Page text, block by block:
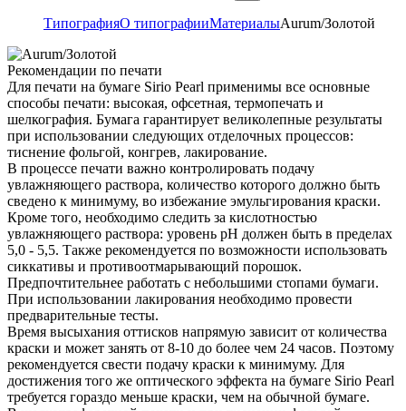
ТипографияО типографииМатериалыAurum/Золотой
Рекомендации по печати
Для печати на бумаге Sirio Pearl применимы все основные
способы печати: высокая, офсетная, термопечать и
шелкография. Бумага гарантирует великолепные результаты
при использовании следующих отделочных процессов:
тиснение фольгой, конгрев, лакирование.
В процессе печати важно контролировать подачу
увлажняющего раствора, количество которого должно быть
сведено к минимуму, во избежание эмульгирования краски.
Кроме того, необходимо следить за кислотностью
увлажняющего раствора: уровень pH должен быть в пределах
5,0 - 5,5. Также рекомендуется по возможности использовать
сиккативы и противоотмарывающий порошок.
Предпочтительнее работать с небольшими стопами бумаги.
При использовании лакирования необходимо провести
предварительные тесты.
Время высыхания оттисков напрямую зависит от количества
краски и может занять от 8-10 до более чем 24 часов. Поэтому
рекомендуется свести подачу краски к минимуму. Для
достижения того же оптического эффекта на бумаге Sirio Pearl
требуется гораздо меньше краски, чем на обычной бумаге.